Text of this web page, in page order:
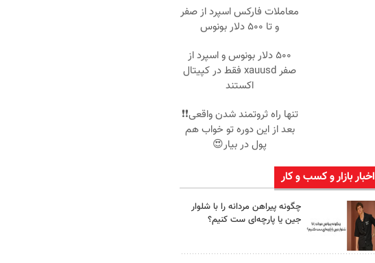
معاملات فارکس اسپرد از صفر
و تا ۵۰۰ دلار بونوس
۵۰۰ دلار بونوس و اسپرد از
صفر xauusd فقط در کپیتال
اکستند
تنها راه ثروتمند شدن واقعی❗❗
بعد از این دوره تو خواب هم
پول در بیار😍
اخبار بازار و کسب و کار
چگونه پیراهن مردانه را با شلوار
جین یا پارچه‌ای ست کنیم؟